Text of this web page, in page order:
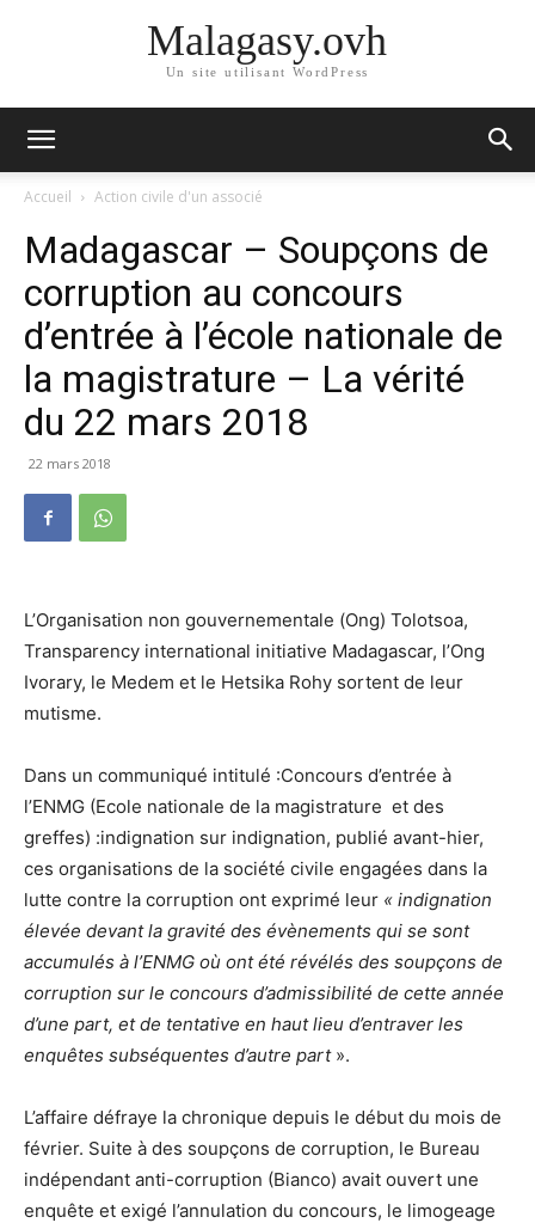
Malagasy.ovh
Un site utilisant WordPress
Accueil Action civile d'un associé
Madagascar – Soupçons de
corruption au concours
d’entrée à l’école nationale de
la magistrature – La vérité
du 22 mars 2018
22 mars 2018
L’Organisation non gouvernementale (Ong) Tolotsoa,
Transparency international initiative Madagascar, l’Ong
Ivorary, le Medem et le Hetsika Rohy sortent de leur
mutisme.
Dans un communiqué intitulé :Concours d’entrée à
l’ENMG (Ecole nationale de la magistrature et des
greffes) :indignation sur indignation, publié avant-hier,
ces organisations de la société civile engagées dans la
lutte contre la corruption ont exprimé leur « indignation
élevée devant la gravité des évènements qui se sont
accumulés à l’ENMG où ont été révélés des soupçons de
corruption sur le concours d’admissibilité de cette année
d’une part, et de tentative en haut lieu d’entraver les
enquêtes subséquentes d’autre part».
L’affaire défraye la chronique depuis le début du mois de
février. Suite à des soupçons de corruption, le Bureau
indépendant anti-corruption (Bianco) avait ouvert une
enquête et exigé l’annulation du concours, le limogeage